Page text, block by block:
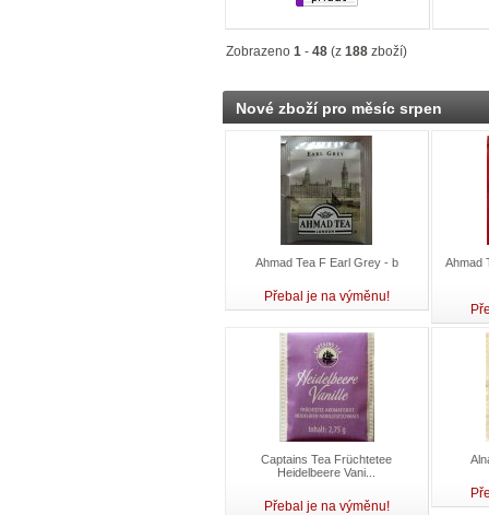
Zobrazeno 1 - 48 (z 188 zboží)
Nové zboží pro měsíc srpen
Ahmad Tea F Earl Grey - b
Přebal je na výměnu!
Ahmad
Captains Tea Früchtetee
Heidelbeere Vani...
Přebal je na výměnu!